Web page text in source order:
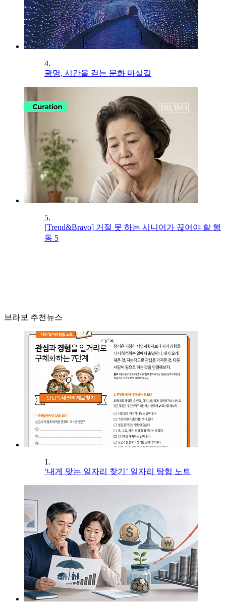
4.
광명, 시간을 걷는 문화 마실길
5.
[Trend&Bravo] 거절 못 하는 시니어가 끊어야 할 행
동 5
브라보 추천뉴스
1.
‘내게 맞는 일자리 찾기’ 일자리 탐험 노트